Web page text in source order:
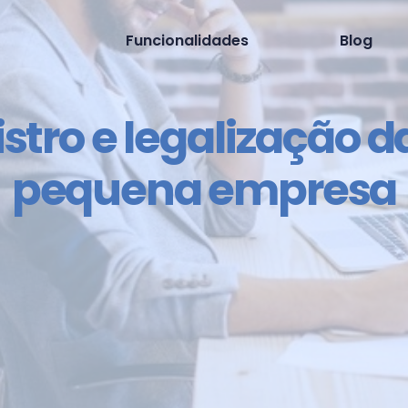
Funcionalidades Blog
e legalização
pequena empresa